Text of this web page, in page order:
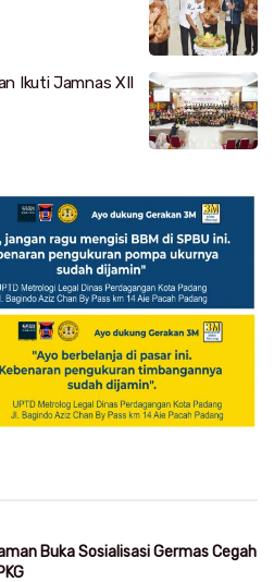
Ikuti Jamnas XII
Buka Sosialisasi Germas Cegah